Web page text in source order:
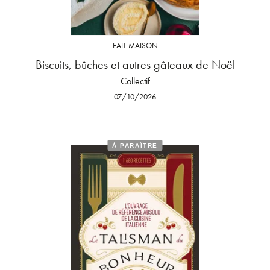
FAIT MAISON
Biscuits, bûches et autres gâteaux de Noël
Collectif
07/10/2026
À PARAÎTRE